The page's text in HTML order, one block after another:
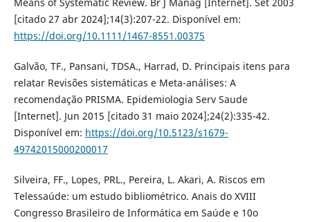
[citado 27 abr 2024];14(3):207-22. Disponível em:
https://doi.org/10.1111/1467-8551.00375
Galvão, TF., Pansani, TDSA., Harrad, D. Principais itens para
relatar Revisões sistemáticas e Meta-análises: A
recomendação PRISMA. Epidemiologia Serv Saude
[Internet]. Jun 2015 [citado 31 maio 2024];24(2):335-42.
Disponível em: https://doi.org/10.5123/s1679-
49742015000200017
Silveira, FF., Lopes, PRL., Pereira, L. Akari, A. Riscos em
Telessaúde: um estudo bibliométrico. Anais do XVIII
Congresso Brasileiro de Informática em Saúde e 10o